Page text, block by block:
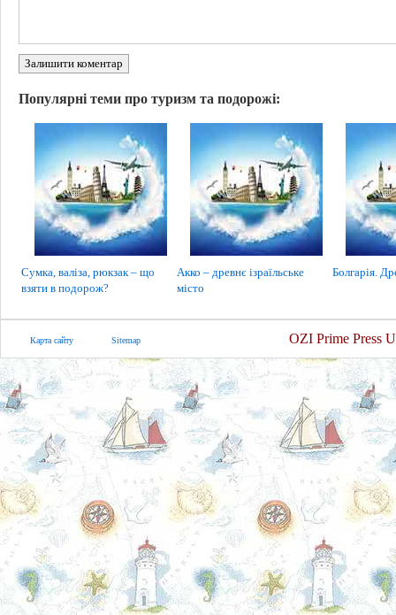
Залишити коментар
Популярні теми про туризм та подорожі:
Сумка, валіза, рюкзак – що
взяти в подорож?
Акко – древнє ізраїльське
місто
Болгарія.
Карта сайту Sitemap OZI Prime Press